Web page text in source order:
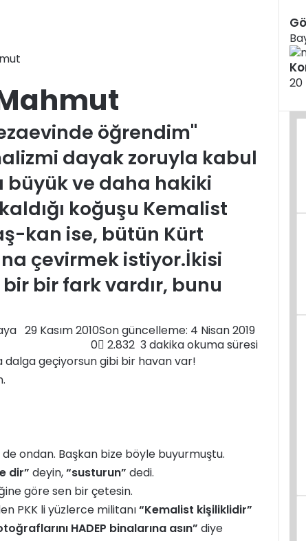
öğrendim"
dayak zoruyla kabul
ve daha hakiki
koğuşu Kemalist
kan ise, bütün Kürt
çevirmek istiyor.İkisi
bir fark vardır, bunu
F
l
B
r
a
g
ö
n
d
e
29 Kasım 2010Son güncelleme: 4 Nisan 2019
0
2.832 3 dakika okuma süresi
dalga geçiyorsun gibi bir havan var!
ondan. Başkan bize böyle buyurmuştu.
dir” deyin,“susturun” dedi.
göre sen bir çetesin.
PKK li yüzlerce militanı“Kemalist kişiliklidir”
HADEP binalarına asın” diye
K
a
p
a
ı
20